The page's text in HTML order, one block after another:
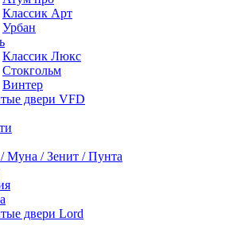
Классик Арт
Урбан
Классик Люкс
Стокгольм
Винтер
двери VFD
Муна / Зенит / Пунта
двери Lord